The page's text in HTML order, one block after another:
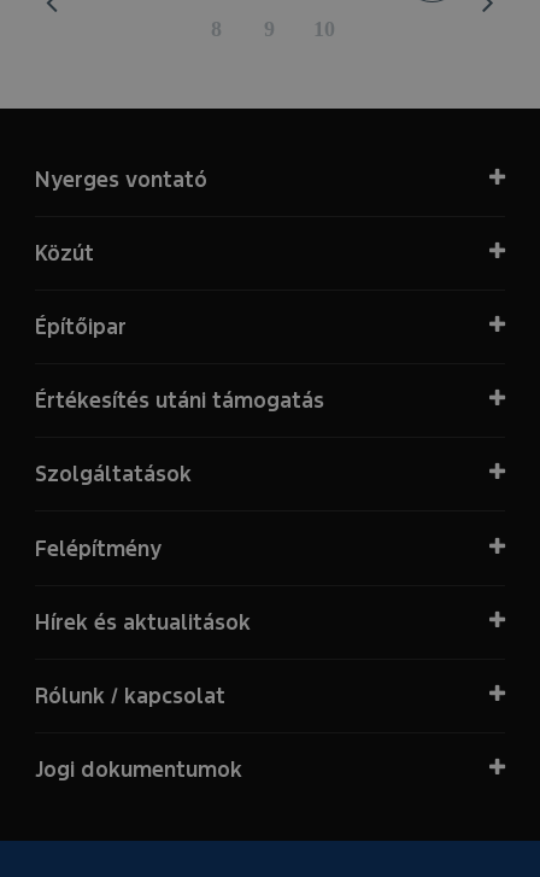
8 9 10
Nyerges vontató
Közút
Építőipar
Értékesítés utáni támogatás
Szolgáltatások
Felépítmény
Hírek és aktualitások
Rólunk / kapcsolat
Jogi dokumentumok